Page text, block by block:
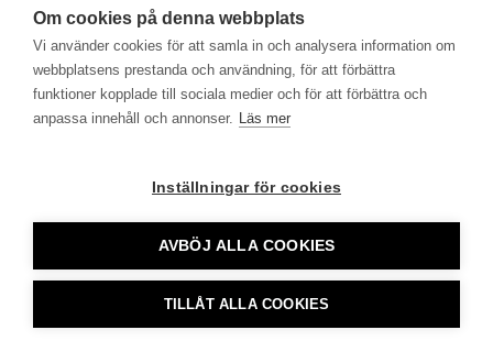
The Verge rapporterar om attGoogle har stämt
dataskrapningsföretaget SerpApi för att olagligt
kringgå tekniska skydd och samla in och sälja data från
Googles sökresultat. Fallet kan få stor betydelse för hur
tjänster. Googles argument i stämningen är i stora delar
Tidningsutgivarna •info@tu.se• 08-692 46 00 •
Om cookies på denna webbplats
Vi använder cookies för att samla in och analysera information om
webbplatsens prestanda och användning, för att förbättra
funktioner kopplade till sociala medier och för att förbättra och
anpassa innehåll och annonser. Läs mer
Inställningar för cookies
AVBÖJ ALLA COOKIES
TILLÅT ALLA COOKIES